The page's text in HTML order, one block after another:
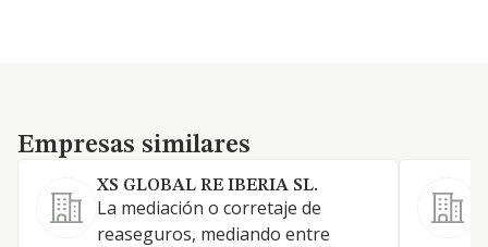
Empresas similares
Empresas similares
XS GLOBAL RE IBERIA SL.
La mediación o corretaje de
reaseguros, mediando entre